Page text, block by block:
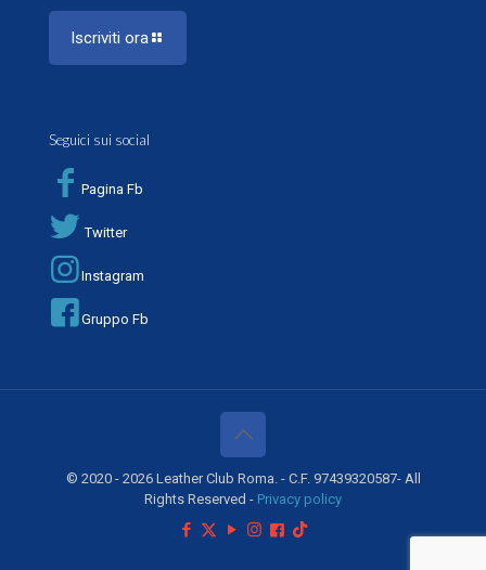
Iscriviti ora
Seguici sui social
Pagina Fb
Twitter
Instagram
Gruppo Fb
© 2020 - 2026 Leather Club Roma. - C.F. 97439320587- All
Rights Reserved - Privacy policy